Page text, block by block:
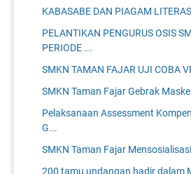
KABASABE DAN PIAGAM
PELANTIKAN PENGURUS OSIS
PERIODE ...
SMKN TAMAN FAJAR UJI COBA
SMKN Taman Fajar Gebrak
Pelaksanaan Assessment
G...
SMKN Taman Fajar
200 tamu undangan hadir dalam